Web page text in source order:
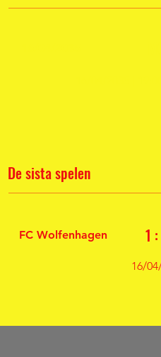
De sista spelen
FC Wolfenhagen 1
16/